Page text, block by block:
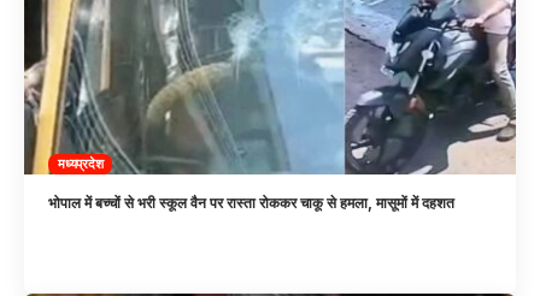
मध्यप्रदेश
भोपाल में बच्चों से भरी स्कूल वैन पर रास्ता रोककर चाकू से हमला, मासूमों में दहशत